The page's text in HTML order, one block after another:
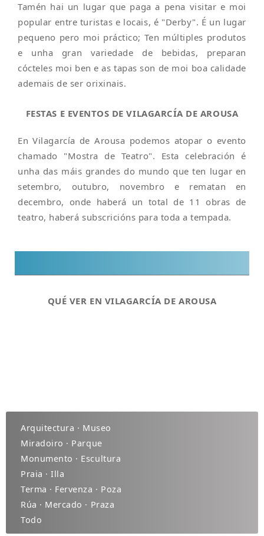
Tamén hai un lugar que paga a pena visitar e moi
popular entre turistas e locais, é "Derby". É un lugar
pequeno pero moi práctico; Ten múltiples produtos
e unha gran variedade de bebidas, preparan
cócteles moi ben e as tapas son de moi boa calidade
ademais de ser orixinais.
FESTAS E EVENTOS DE VILAGARCÍA DE AROUSA
En Vilagarcía de Arousa podemos atopar o evento
chamado "Mostra de Teatro". Esta celebración é
unha das máis grandes do mundo que ten lugar en
setembro, outubro, novembro e rematan en
decembro, onde haberá un total de 11 obras de
teatro, haberá subscricións para toda a tempada.
QUÉ VER EN VILAGARCÍA DE AROUSA
Arquitectura · Museo
Miradoiro · Parque
Monumento · Escultura
Praia · Illa
Terma · Fervenza · Poza
Rúa · Mercado · Praza
Todo